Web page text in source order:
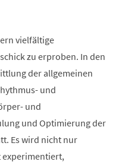
vielfältige
zu erproben. In den
der allgemeinen
und
und
und Optimierung der
Es wird nicht nur
experimentiert,